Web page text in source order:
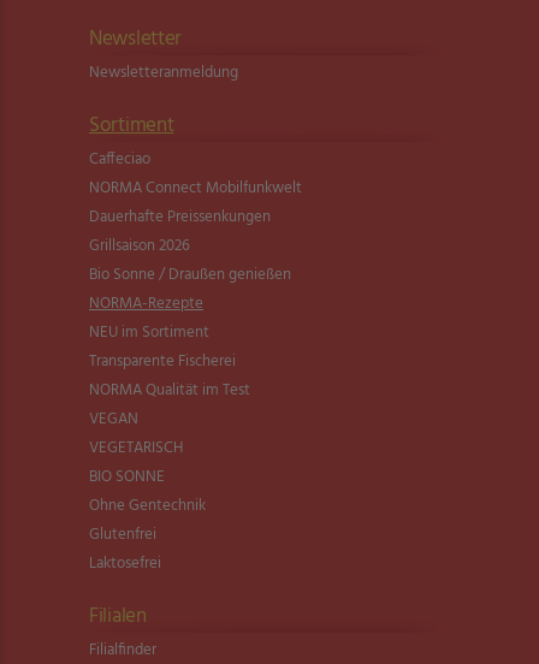
Newsletter
Newsletter­anmeldung
Sortiment
Caffeciao
NORMA Connect Mobilfunkwelt
Dauerhafte Preissenkungen
Grillsaison 2026
Bio Sonne / Draußen genießen
NORMA-Rezepte
NEU im Sortiment
Transparente Fischerei
NORMA Qualität im Test
VEGAN
VEGETARISCH
BIO SONNE
Ohne Gentechnik
Glutenfrei
Laktosefrei
Filialen
Filialfinder